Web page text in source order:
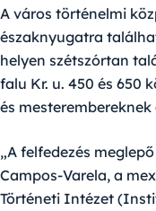
A város történelmi
északnyugatra
helyen szétszórtan
falu Kr. u. 450 és 650
és
„A felfedezés
Campos-Varela, a
Történeti Intézet